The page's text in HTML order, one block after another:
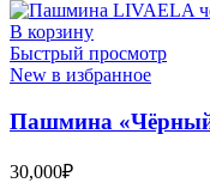
В корзину
Быстрый просмотр
New в избранное
Пашмина «Чёрный
30,000₽